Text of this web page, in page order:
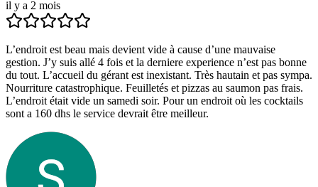
il y a 2 mois
L’endroit est beau mais devient vide à cause d’une mauvaise
gestion. J’y suis allé 4 fois et la derniere experience n’est pas bonne
du tout. L’accueil du gérant est inexistant. Très hautain et pas sympa.
Nourriture catastrophique. Feuilletés et pizzas au saumon pas frais.
L’endroit était vide un samedi soir. Pour un endroit où les cocktails
sont a 160 dhs le service devrait être meilleur.